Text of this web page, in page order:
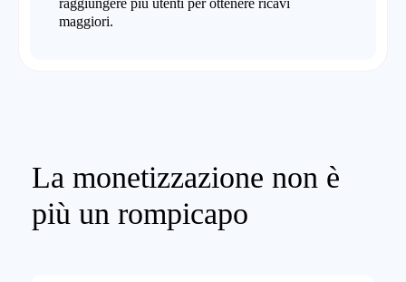
raggiungere più utenti per ottenere ricavi
maggiori.
La monetizzazione non è
più un rompicapo